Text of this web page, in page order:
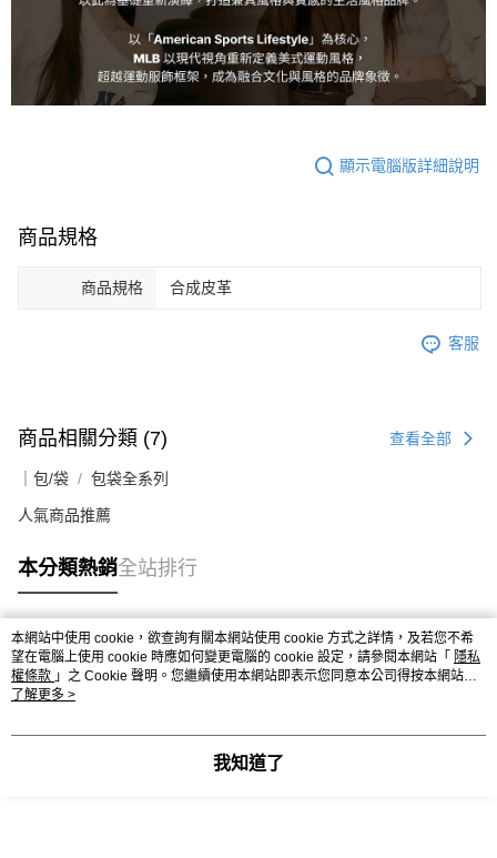
顯示電腦版詳細說明
商品規格
商品規格 合成皮革
客服
商品相關分類 (7) 查看全部
｜包/袋 包袋全系列
人氣商品推薦
本分類熱銷全站排行
熱門標籤
本網站中使用 cookie，欲查詢有關本網站使用 cookie 方式之詳情，及若您不希
望在電腦上使用 cookie 時應如何變更電腦的 cookie 設定，請參閱本網站「 隱私
權條款 」之 Cookie 聲明。您繼續使用本網站即表示您同意本公司得按本網站使
用條款之 Cookie 聲明使用 cookie。
了解更多 >
我知道了